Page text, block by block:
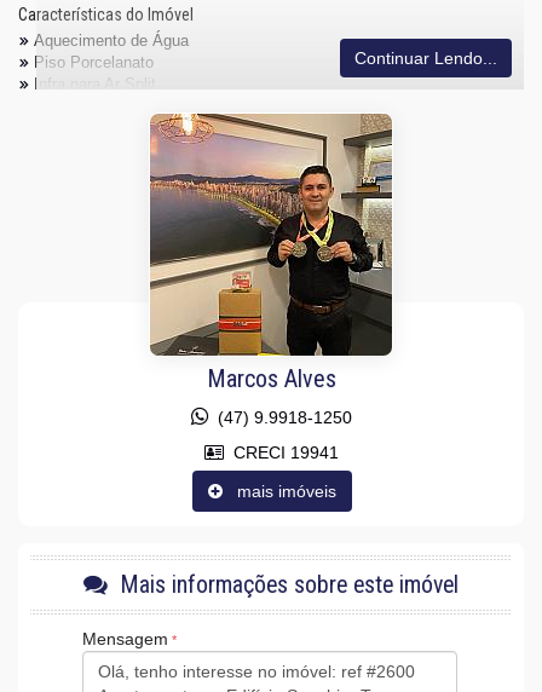
Características do Imóvel
Aquecimento de Água
Piso Porcelanato
Infra para Ar Split
Acabamento em Gesso
Fechadura Eletrônica
Sacada com Churrasqueira
Sala para 2 Ambientes
Características do Empreendimento
Espaço Fitness
Portaria 24h
Medidores Individuais
Portão Eletrônico
Playground
Brinquedoteca
Continuar Lendo...
Marcos Alves
(47) 9.9918-1250
CRECI 19941
mais imóveis
Mais informações sobre este imóvel
Mensagem